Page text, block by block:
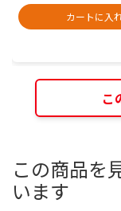
カートに入
こ
この商品を
います